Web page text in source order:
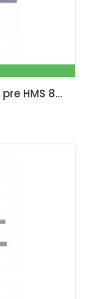
Sada hobľovacích nožov (2 ks) - pre HMS 850